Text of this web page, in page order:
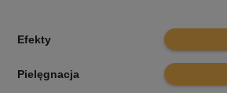
Efekty 9.8
Pielęgnacja 10